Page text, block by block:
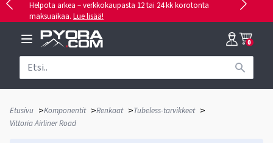
Helpota arkea – verkkokaupasta 12 tai 24 kk korotonta
maksuaikaa. Lue lisää!
0
Etusivu >Komponentit >Renkaat >Tubeless-tarvikkeet >
Vittoria Airliner Road